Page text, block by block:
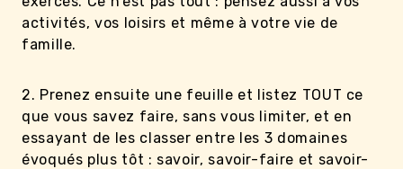
activités, vos loisirs et même à votre vie de
famille.
2. Prenez ensuite une feuille et listez TOUT ce
que vous savez faire, sans vous limiter, et en
essayant de les classer entre les 3 domaines
évoqués plus tôt : savoir, savoir-faire et savoir-